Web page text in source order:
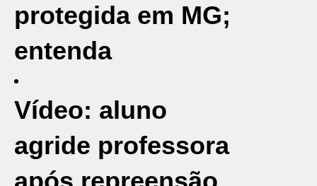
protegida em MG;
entenda
Vídeo: aluno
agride professora